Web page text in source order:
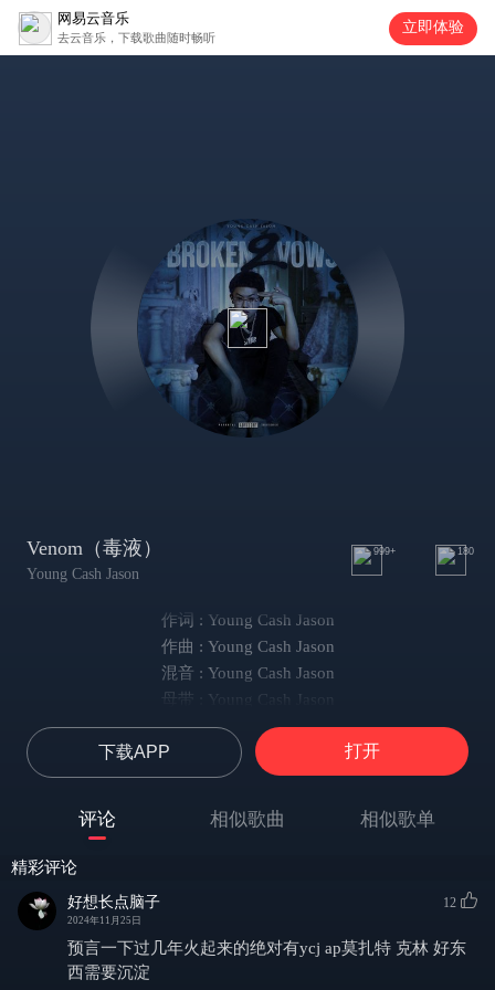
网易云音乐
去云音乐，下载歌曲随时畅听
立即体验
Venom（毒液）
Young Cash Jason
999+ 180
作词 : Young Cash Jason
作曲 : Young Cash Jason
混音 : Young Cash Jason
母带 : Young Cash Jason
封面设计 : Power44
和声 : Young Cash Jason
add it on with my sause in this beat nah add this venom
run it up my famous, imma the latest hit song designer
（像“大男孩”宝石一样闪）
swipe my fist, i run them down, in the box, yeah i’ m tyson
（八角笼一个超人拳，歌就是泰森）
下载APP 打开
评论 相似歌曲 相似歌单
精彩评论
好想长点脑子
2024年11月25日
12
预言一下过几年火起来的绝对有ycj ap莫扎特 克林 好东
西需要沉淀